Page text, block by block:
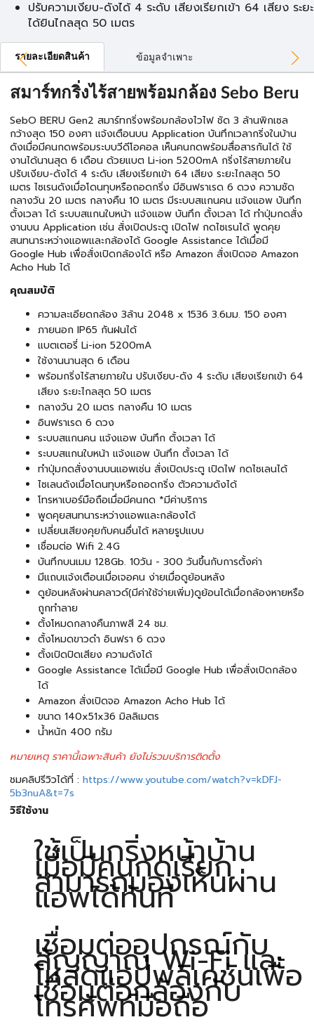
ปรับความเงียบ-ดังได้ 4 ระดับ เสียงเรียกเข้า 64 เสียง ระยะ
ได้ยินไกลสุด 50 เมตร
รายละเอียดสินค้า ข้อมูลจำเพาะ
สมาร์ทกริ่งไร้สายพร้อมกล้อง Sebo Beru
SebO BERU Gen2 สมาร์ทกริ่งพร้อมกล้องไวไฟ ชัด 3 ล้านพิกเซล
กว้างสุด 150 องศา แจ้งเตือนบน Application บันทึกเวลากริ่งในบ้าน
ดังเมื่อมีคนกดพร้อมระบบวีดีโอคอล เห็นคนกดพร้อมสื่อสารกันได้ ใช้
งานได้นานสุด 6 เดือน ด้วยแบต Li-ion 5200mA กริ่งไร้สายภายใน
ปรับเงียบ-ดังได้ 4 ระดับ เสียงเรียกเข้า 64 เสียง ระยะไกลสุด 50
เมตร ไซเรนดังเมื่อโดนทุบหรือถอดกริ่ง มีอินฟราเรด 6 ดวง ความชัด
กลางวัน 20 เมตร กลางคืน 10 เมตร มีระบบสแกนคน แจ้งแอพ บันทึก
ตั้งเวลา ได้ ระบบสแกนใบหน้า แจ้งแอพ บันทึก ตั้งเวลา ได้ ทำปุ่มกดสั่ง
งานบน Application เช่น สั่งเปิดประตู เปิดไฟ กดไซเรนได้ พูดคุย
สนทนาระหว่างแอพและกล้องได้ Google Assistance ได้เมื่อมี
Google Hub เพื่อสั่งเปิดกล้องได้ หรือ Amazon สั่งเปิดจอ Amazon
Acho Hub ได้
คุณสมบัติ
ความละเอียดกล้อง 3ล้าน 2048 x 1536 3.6มม. 150 องศา
ภายนอก IP65 กันฝนได้
แบตเตอรี่ Li-ion 5200mA
ใช้งานนานสุด 6 เดือน
พร้อมกริ่งไร้สายภายใน ปรับเงียบ-ดัง 4 ระดับ เสียงเรียกเข้า 64
เสียง ระยะไกลสุด 50 เมตร
กลางวัน 20 เมตร กลางคืน 10 เมตร
อินฟราเรด 6 ดวง
ระบบสแกนคน แจ้งแอพ บันทึก ตั้งเวลา ได้
ระบบสแกนใบหน้า แจ้งแอพ บันทึก ตั้งเวลา ได้
ทำปุ่มกดสั่งงานบนแอพเช่น สั่งเปิดประตู เปิดไฟ กดไซเลนได้
ไซเลนดังเมื่อโดนทุบหรือถอดกริ่ง ตัวความดังได้
โทรหาเบอร์มือถือเมื่อมีคนกด *มีค่าบริการ
พูดคุยสนทนาระหว่างแอพและกล้องได้
เปลี่ยนเสียงคุยกับคนอื่นได้ หลายรูปแบบ
เชื่อมต่อ Wifi 2.4G
บันทึกบนเมม 128Gb. 10วัน - 300 วันขึ้นกับการตั้งค่า
มีแถบแจ้งเตือนเมื่อเจอคน ง่ายเมื่อดูย้อนหลัง
ดูย้อนหลังผ่านคลาวด์(มีค่าใช้จ่ายเพิ่ม)ดูย้อนได้เมื่อกล้องหายหรือ
ถูกทำลาย
ตั้งโหมดกลางคืนภาพสี 24 ชม.
ตั้งโหมดขาวดำ อินฟรา 6 ดวง
ตั้งเปิดปิดเสียง ความดังได้
Google Assistance ได้เมื่อมี Google Hub เพื่อสั่งเปิดกล้อง
ได้
Amazon สั่งเปิดจอ Amazon Acho Hub ได้
ขนาด 140x51x36 มิลลิเมตร
น้ำหนัก 400 กรัม
หมายเหตุ ราคานี้เฉพาะสินค้า ยังไม่รวมบริการติดตั้ง
ชมคลิปรีวิวได้ที่ : https://www.youtube.com/watch?v=kDFJ-
5b3nuA&t=7s
วิธีใช้งาน
ใช้เป็นกริ่งหน้าบ้าน
เมื่อมีคนกดเรียก
สามารถมองเห็นผ่าน
แอพได้ทันที
เชื่อมต่ออุปกรณ์กับ
สัญญาณ Wi-Fi และ
โหลดแอปพลิเคชันเพื่อ
เชื่อมต่อกล้องกับ
โทรศัพท์มือถือ